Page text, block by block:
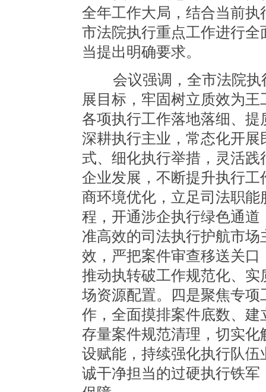
全年工作大局，结合当前
市法院执行重点工作进行
当提出明确要求。
会议强调，全市法院执
展目标，牢固树立质效为
各项执行工作落地落细、
深耕执行主业，常态化开
式、细化执行举措，灵活
企业发展，不断提升执行
商环境优化，立足司法职
程，开通涉企执行绿色通
准高效的司法执行护航市
效，严把案件审查移送关
推动执转破工作规范化、
场资源配置。四是聚焦专
作，全面摸排案件底数、
存量案件规范清理，切实
设赋能，持续强化执行队
诚干净担当的过硬执行铁